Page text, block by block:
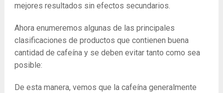
mejores resultados sin efectos secundarios.
Ahora enumeremos algunas de las principales
clasificaciones de productos que contienen buena
cantidad de cafeína y se deben evitar tanto como sea
posible:
De esta manera, vemos que la cafeína generalmente